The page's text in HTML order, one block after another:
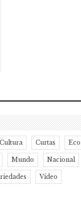
Cultura Curtas
Mundo Nacional
Vídeo